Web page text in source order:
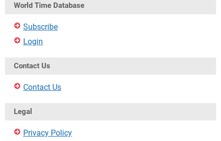
World Time Database
Subscribe
Login
Contact Us
Contact Us
Legal
Privacy Policy